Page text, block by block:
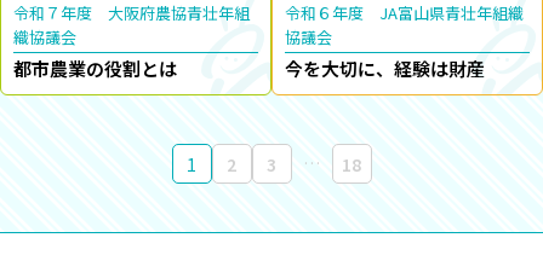
令和７年度 大阪府農協青壮年組
織協議会
都市農業の役割とは
令和６年度 JA富山県青壮年組織
協議会
今を大切に、経験は財産
1 2 3 … 18